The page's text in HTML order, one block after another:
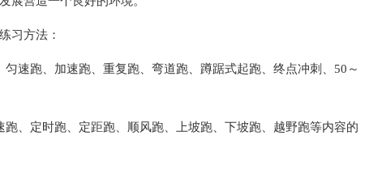
习方法：
速跑、加速跑、重复跑、弯道跑、蹲踞式起跑、终点冲刺、50～
、定时跑、定距跑、顺风跑、上坡跑、下坡跑、越野跑等内容的